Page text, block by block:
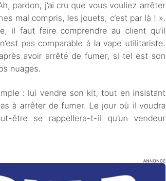
pardon, j’ai cru que vous vouliez arrêter
mal compris, les jouets, c’est par là ! ».
il faut faire comprendre au client qu’il
pas comparable à la vape utilitariste.
avoir arrêté de fumer, si tel est son
nuages.
: lui vendre son kit, tout en insistant
à arrêter de fumer. Le jour où il voudra
être se rappellera-t-il qu’un vendeur
ANNONCE